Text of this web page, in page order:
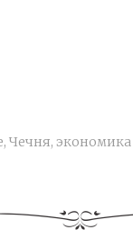
,Чечня,экономика